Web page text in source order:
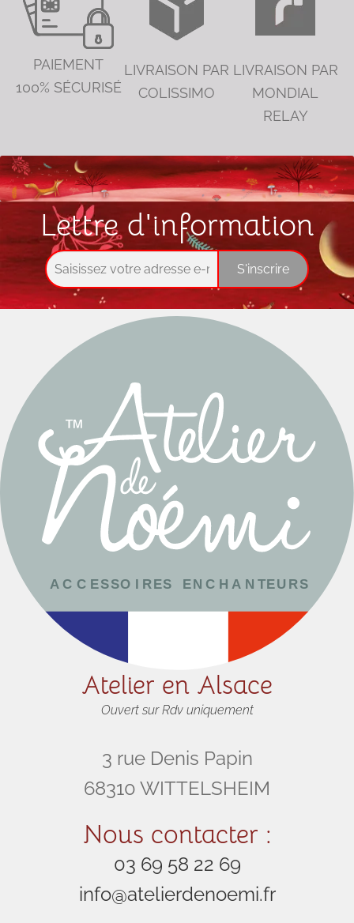
PAIEMENT
100% SÉCURISÉ
LIVRAISON PAR
COLISSIMO
LIVRAISON PAR
MONDIAL
RELAY
Lettre d'information
S'inscrire
Atelier en Alsace
Ouvert sur Rdv uniquement
3 rue Denis Papin
68310 WITTELSHEIM
Nous contacter :
03 69 58 22 69
info@atelierdenoemi.fr